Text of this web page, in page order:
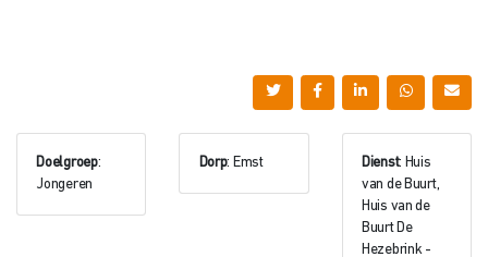
Doelgroep:
Jongeren
Dorp: Emst Dienst: Huis
van de Buurt,
Huis van de
Buurt De
Hezebrink -